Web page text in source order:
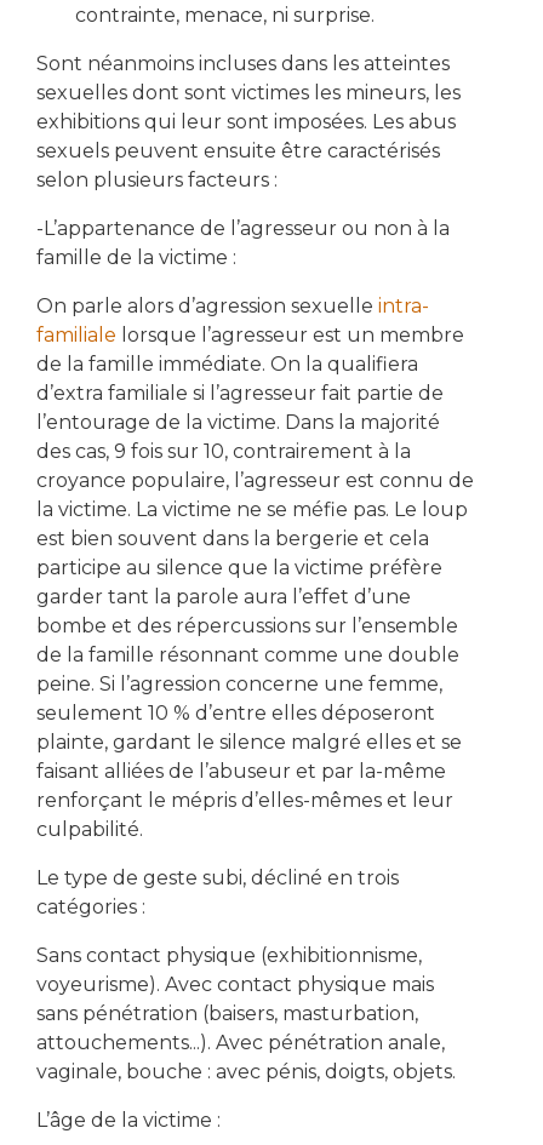
contrainte, menace, ni surprise.
Sont néanmoins incluses dans les atteintes
sexuelles dont sont victimes les mineurs, les
exhibitions qui leur sont imposées. Les abus
sexuels peuvent ensuite être caractérisés
selon plusieurs facteurs :
-L’appartenance de l’agresseur ou non à la
famille de la victime :
On parle alors d’agression sexuelle intra-
familiale lorsque l’agresseur est un membre
de la famille immédiate. On la qualifiera
d’extra familiale si l’agresseur fait partie de
l’entourage de la victime. Dans la majorité
des cas, 9 fois sur 10, contrairement à la
croyance populaire, l’agresseur est connu de
la victime. La victime ne se méfie pas. Le loup
est bien souvent dans la bergerie et cela
participe au silence que la victime préfère
garder tant la parole aura l’effet d’une
bombe et des répercussions sur l’ensemble
de la famille résonnant comme une double
peine. Si l’agression concerne une femme,
seulement 10 % d’entre elles déposeront
plainte, gardant le silence malgré elles et se
faisant alliées de l’abuseur et par la-même
renforçant le mépris d’elles-mêmes et leur
culpabilité.
Le type de geste subi, décliné en trois
catégories :
Sans contact physique (exhibitionnisme,
voyeurisme). Avec contact physique mais
sans pénétration (baisers, masturbation,
attouchements...). Avec pénétration anale,
vaginale, bouche : avec pénis, doigts, objets.
L’âge de la victime :